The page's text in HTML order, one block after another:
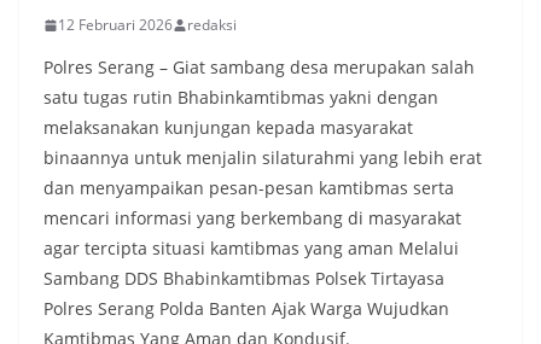
12 Februari 2026 redaksi
Polres Serang – Giat sambang desa merupakan salah
satu tugas rutin Bhabinkamtibmas yakni dengan
melaksanakan kunjungan kepada masyarakat
binaannya untuk menjalin silaturahmi yang lebih erat
dan menyampaikan pesan-pesan kamtibmas serta
mencari informasi yang berkembang di masyarakat
agar tercipta situasi kamtibmas yang aman Melalui
Sambang DDS Bhabinkamtibmas Polsek Tirtayasa
Polres Serang Polda Banten Ajak Warga Wujudkan
Kamtibmas Yang Aman dan Kondusif.